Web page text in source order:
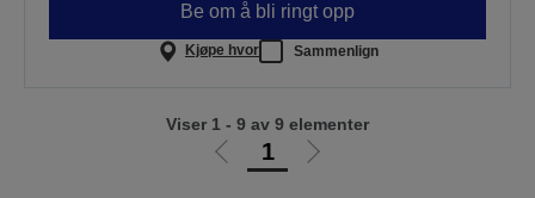
Be om å bli ringt opp
Kjøpe hvor Sammenlign
Gå
1
Gå
Viser 1 - 9 av 9 elementer